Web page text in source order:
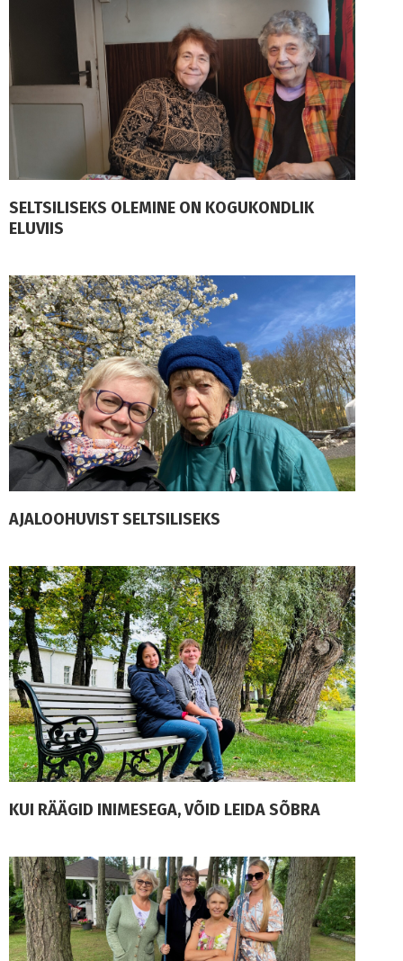
SELTSILISEKS OLEMINE ON KOGUKONDLIK
ELUVIIS
AJALOOHUVIST SELTSILISEKS
KUI RÄÄGID INIMESEGA, VÕID LEIDA SÕBRA